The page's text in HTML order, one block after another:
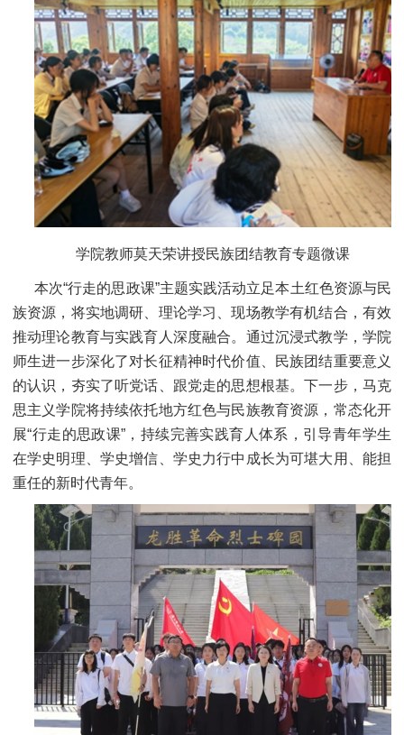
学院教师莫天荣讲授民族团结教育专题微课
本次“行走的思政课”主题实践活动立足本土红色资源与民
族资源，将实地调研、理论学习、现场教学有机结合，有效
推动理论教育与实践育人深度融合。通过沉浸式教学，学院
师生进一步深化了对长征精神时代价值、民族团结重要意义
的认识，夯实了听党话、跟党走的思想根基。下一步，马克
思主义学院将持续依托地方红色与民族教育资源，常态化开
展“行走的思政课”，持续完善实践育人体系，引导青年学生
在学史明理、学史增信、学史力行中成长为可堪大用、能担
重任的新时代青年。